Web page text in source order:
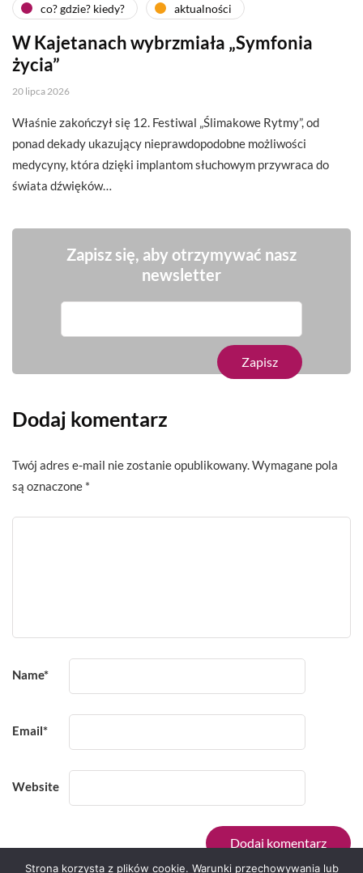
co? gdzie? kiedy? aktualności
W Kajetanach wybrzmiała „Symfonia
życia”
20 lipca 2026
Właśnie zakończył się 12. Festiwal „Ślimakowe Rytmy”, od
ponad dekady ukazujący nieprawdopodobne możliwości
medycyny, która dzięki implantom słuchowym przywraca do
świata dźwięków…
Zapisz się, aby otrzymywać nasz
newsletter
Dodaj komentarz
Twój adres e-mail nie zostanie opublikowany.Wymagane pola
są oznaczone *
Name*
Email*
Website
Strona korzysta z plików cookie. Warunki przechowywania lub